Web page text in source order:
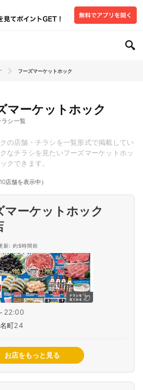
フーズマーケットホック
マーケットホック
シ一覧
の店舗・チラシを一覧形式で掲載してい
なチラシを見たいフーズマーケットホッ
クできます。
10店舗を表示中）
マーケットホック
新: 約5時間前
22:00
町24
お店をもっと見る